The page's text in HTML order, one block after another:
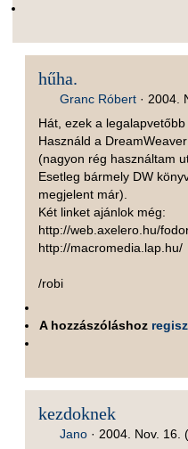
hűha.
Granc Róbert· 2004.
Hát, ezek a legalapvetőbb
Használd a
(nagyon rég használtam
Esetleg bármely DW
megjelent már).
Két linket ajánlok még:
http://web.axelero.hu/
http://macromedia.lap.hu/
/robi
A hozzászóláshoz
kezdoknek
Jano· 2004. Nov. 16.